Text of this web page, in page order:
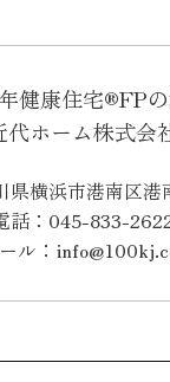
年健康住宅®FPの
代ホーム株式会
県横浜市港南区
話：045-833-
ル：